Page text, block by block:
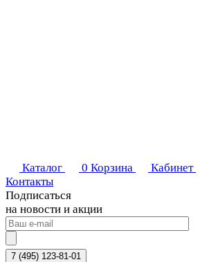
Каталог 0 Корзина Кабинет
Контакты
Подписаться
на новости и акции
7 (495) 123-81-01